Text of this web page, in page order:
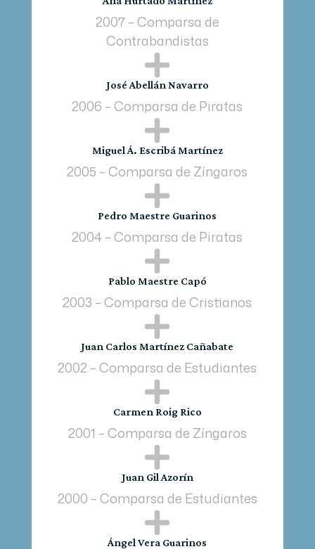
2007 – Comparsa de
Contrabandistas

José Abellán Navarro
2006 – Comparsa de Piratas

Miguel Á. Escribá Martínez
2005 – Comparsa de Zíngaros

Pedro Maestre Guarinos
2004 – Comparsa de Piratas

Pablo Maestre Capó
2003 – Comparsa de Cristianos

Juan Carlos Martínez Cañabate
2002 – Comparsa de Estudiantes

Carmen Roig Rico
2001 – Comparsa de Zíngaros

Juan Gil Azorín
2000 – Comparsa de Estudiantes

Ángel Vera Guarinos